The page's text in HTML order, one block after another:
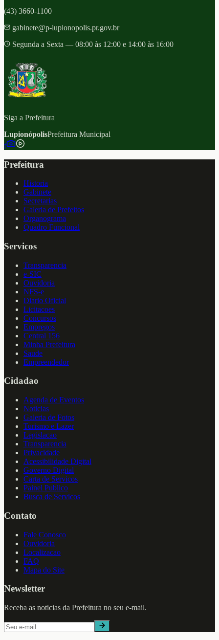
(43) 3660-1100
gabinete@p-lupionopolis.pr.gov.br
Segunda a Sexta — 08:00 às 12:00 e 14:00 às 16:00
Siga a Prefeitura
LupionópolisPrefeitura Municipal
f
Prefeitura
Historia
Gabinete
Secretarias
Galeria de Prefeitos
Organograma
Quadro Funcional
Servicos
Transparencia
e-SIC
Ouvidoria
NFS-e
Diario Oficial
Licitacoes
Concursos
Empregos
Central 156
Minha Prefeitura
Saude
Empreendedor
Cidadao
Agenda de Eventos
Noticias
Galeria de Fotos
Turismo e Lazer
Legislacao
Transparencia
Privacidade
Acessibilidade Digital
Governo Digital
Carta de Servicos
Painel Publico
Busca de Servicos
Contato
Fale Conosco
Ouvidoria
Localizacao
FAQ
Mapa do Site
Newsletter
Receba as noticias da Prefeitura no seu e-mail.